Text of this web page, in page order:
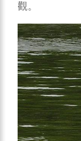
觀。